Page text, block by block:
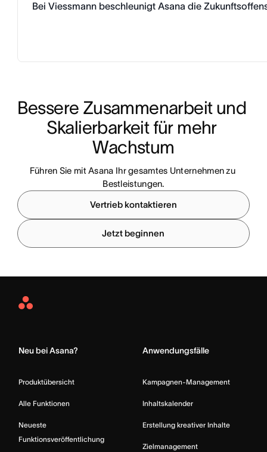
Bei Viessmann beschleunigt Asana die
Bessere Zusammenarbeit und
Skalierbarkeit für mehr
Wachstum
Führen Sie mit Asana Ihr gesamtes Unternehmen zu
Bestleistungen.
Vertrieb kontaktieren
Jetzt beginnen
Asana
Neu bei Asana?
Produktübersicht
Alle Funktionen
Neueste
Funktionsveröffentlichung
Anwendungsfälle
Kampagnen-Management
Inhaltskalender
Erstellung kreativer Inhalte
Zielmanagement